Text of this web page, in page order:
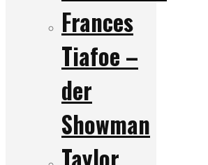
Frances
Tiafoe –
der
Showman